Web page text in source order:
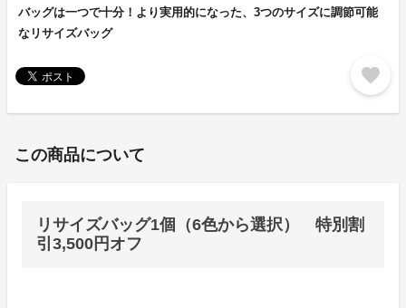
バッグは一つで十分！より実用的になった、3つのサイズに調節可能
なリサイズバッグ
favorite
この商品について
リサイズバッグ1個（6色から選択） 特別割
引3,500円オフ